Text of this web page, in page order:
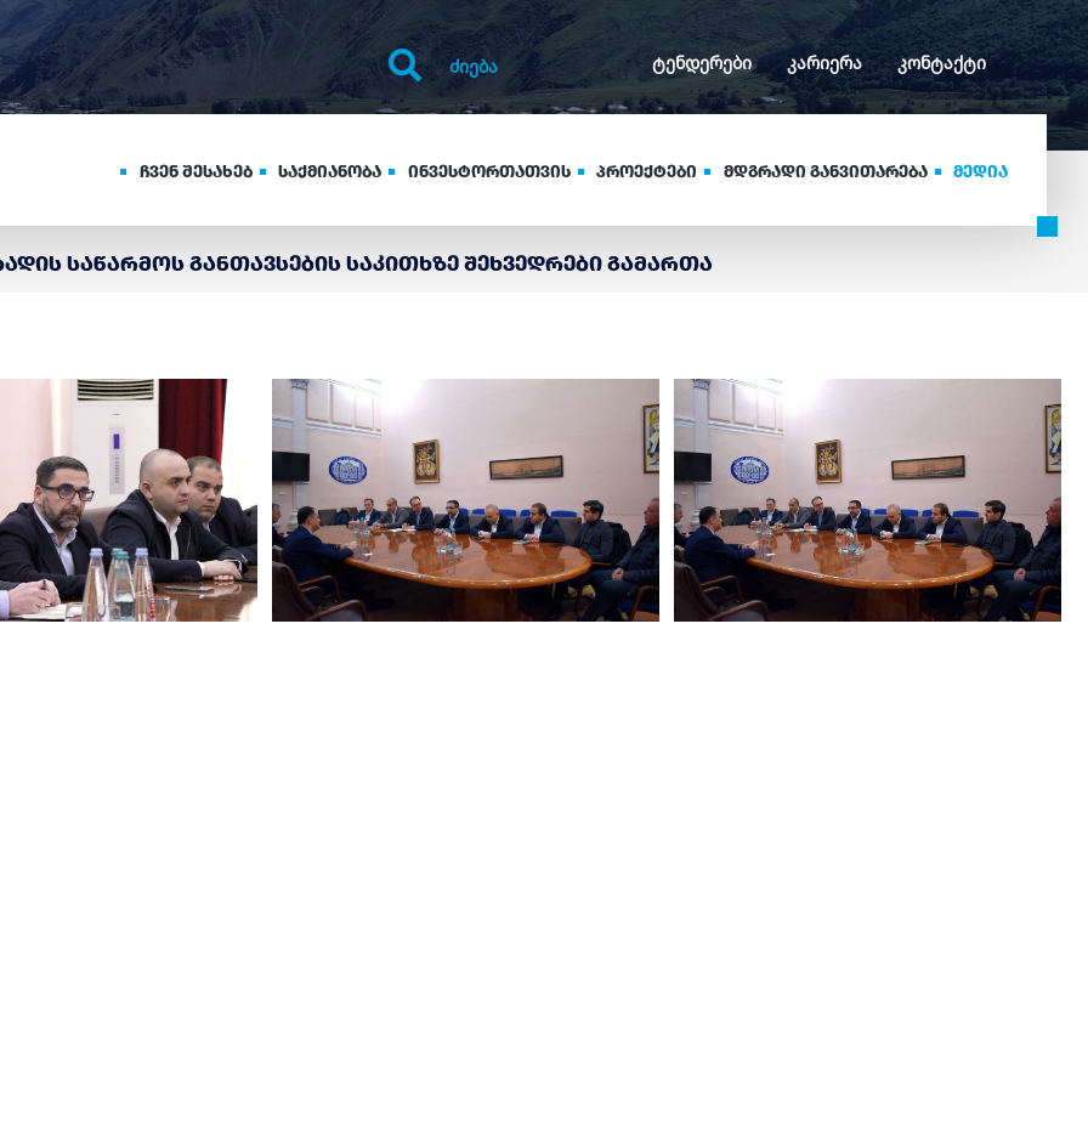
ტენდერები კარიერა კონტაქტი
ჩვენ შესახებ საქმიანობა ინვესტორთათვის პროექტები მდგრადი განვითარება მედია
საწარმოს განთავსების საკითხზე შეხვედრები გამართა